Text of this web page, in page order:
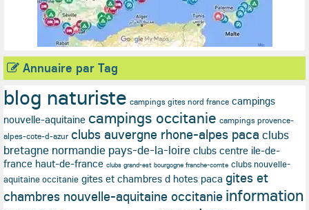
Annuaire par Tag
blog naturiste campings gites nord france campings
nouvelle-aquitaine campings occitanie campings provence-
alpes-cote-d-azur clubs auvergne rhone-alpes paca clubs
bretagne normandie pays-de-la-loire clubs centre ile-de-
france haut-de-france clubs grand-est bourgogne franche-comte clubs nouvelle-
aquitaine occitanie gites et chambres d hotes paca gites et
chambres nouvelle-aquitaine occitanie information